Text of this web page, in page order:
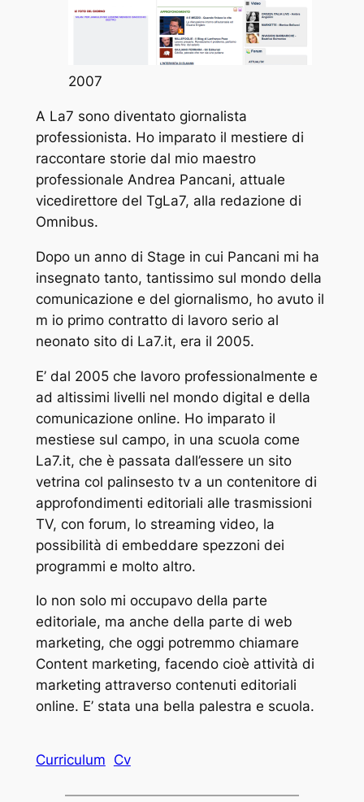
2007
A La7 sono diventato giornalista
professionista. Ho imparato il mestiere di
raccontare storie dal mio maestro
professionale Andrea Pancani, attuale
vicedirettore del TgLa7, alla redazione di
Omnibus.
Dopo un anno di Stage in cui Pancani mi ha
insegnato tanto, tantissimo sul mondo della
comunicazione e del giornalismo, ho avuto il
m io primo contratto di lavoro serio al
neonato sito di La7.it, era il 2005.
E’ dal 2005 che lavoro professionalmente e
ad altissimi livelli nel mondo digital e della
comunicazione online. Ho imparato il
mestiese sul campo, in una scuola come
La7.it, che è passata dall’essere un sito
vetrina col palinsesto tv a un contenitore di
approfondimenti editoriali alle trasmissioni
TV, con forum, lo streaming video, la
possibilità di embeddare spezzoni dei
programmi e molto altro.
Io non solo mi occupavo della parte
editoriale, ma anche della parte di web
marketing, che oggi potremmo chiamare
Content marketing, facendo cioè attività di
marketing attraverso contenuti editoriali
online. E’ stata una bella palestra e scuola.
Curriculum Cv